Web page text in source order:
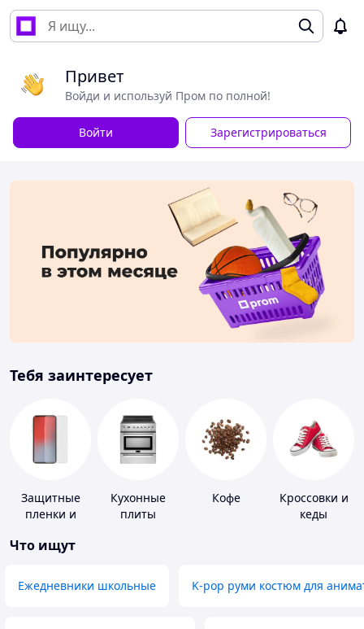
Привет
Войди и используй Пром по полной!
Войти Зарегистрироваться
Тебя заинтересует
Защитные
пленки и
портативных
Кухонные
плиты
Кофе
Кроссовки и
кеды
Что ищут
Ежедневники школьные K-pop руми костюм для